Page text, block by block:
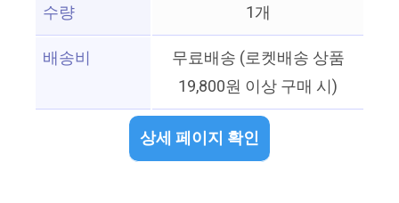
수량
1개
배송비
무료배송 (로켓배송 상품
19,800원 이상 구매 시)
상세 페이지 확인